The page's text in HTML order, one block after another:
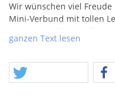
Wir wünschen viel
Mini-Verbund mit tollen
ca. 300gr.NEM.
ganzen Text lesen